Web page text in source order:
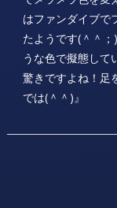
はファンダイブで
たようです(＾＾
うな色で擬態し
驚きですよね！足
では(＾＾)』